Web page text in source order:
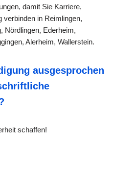
damit Sie Karriere,
verbinden in Reimlingen,
Nördlingen, Ederheim,
Alerheim, Wallerstein.
ausgesprochen
schaffen!